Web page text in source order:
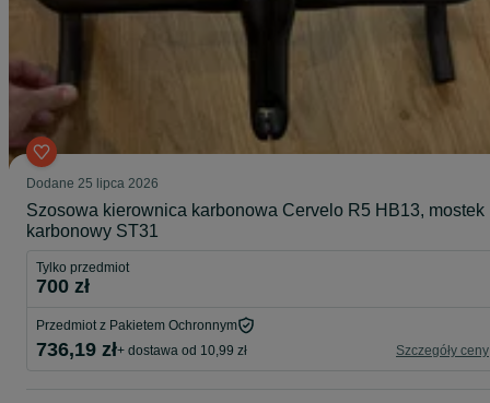
Dodane 25 lipca 2026
Szosowa kierownica karbonowa Cervelo R5 HB13, mostek
karbonowy ST31
Tylko przedmiot
700 zł
Przedmiot z Pakietem Ochronnym
736,19 zł+ dostawa od 10,99 zł Szczegóły ceny